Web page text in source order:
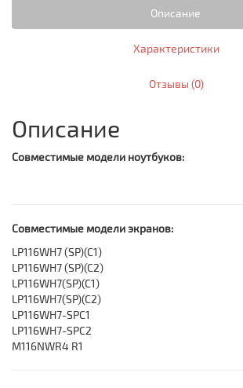
Описание
Характеристики
Отзывы (0)
Описание
Совместимые модели ноутбуков:
Совместимые модели экранов:
LP116WH7 (SP)(C1)
LP116WH7 (SP)(C2)
LP116WH7(SP)(C1)
LP116WH7(SP)(C2)
LP116WH7-SPC1
LP116WH7-SPC2
M116NWR4 R1